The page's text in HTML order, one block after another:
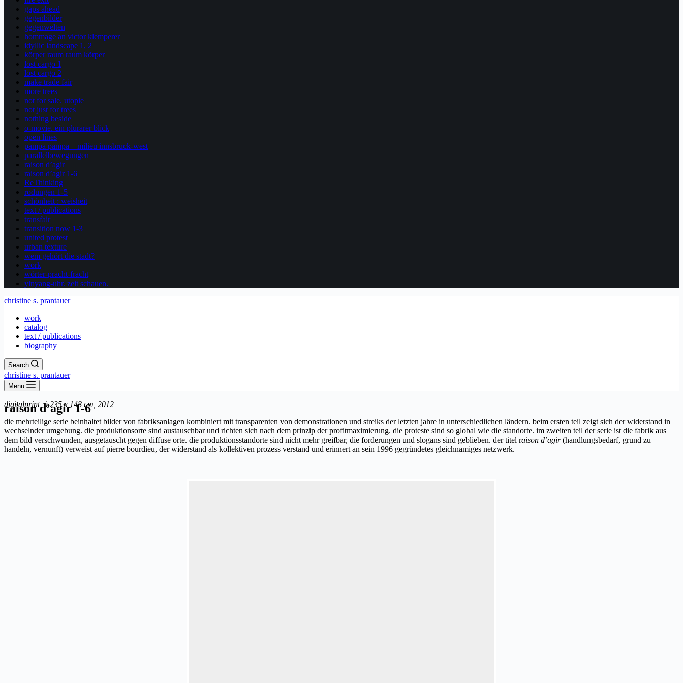
gaps ahead
gegenbilder
gegenwelten
hommage an victor klemperer
idyllic landscape 1, 2
körper raum raum körper
lost cargo 1
lost cargo 2
make trade fair
more trees
not for sale. utopie
not just for trees
nothing beside
o-movie. ein plurarer blick
open lines
pampa pampa – milieu innsbruck-west
parallelbewegungen
raison d’agir
raison d’agir 1-6
ReThinking
rodungen 1-5
schönheit : weisheit
text / publications
transfair
transition now 1-3
united protest
urban texture
wem gehört die stadt?
work
wörter-pracht-fracht
yinyang-uhr. zeit schauen.
christine s. prantauer
work
catalog
text / publications
biography
Search
christine s. prantauer
Menu
raison d’agir 1-6
digitalprint, à 235 x 148 cm, 2012
die mehrteilige serie beinhaltet bilder von fabriksanlagen kombiniert mit transparenten von demonstrationen und streiks der letzten jahre in unterschiedlichen ländern. beim ersten teil zeigt sich der widerstand in
wechselnder umgebung. die produktionsorte sind austauschbar und richten sich nach dem prinzip der profitmaximierung. die proteste sind so global wie die standorte. im zweiten teil der serie ist die fabrik aus
dem bild verschwunden, ausgetauscht gegen diffuse orte. die produktionsstandorte sind nicht mehr greifbar, die forderungen und slogans sind geblieben. der titel raison d’agir(handlungsbedarf, grund zu
handeln, vernunft) verweist auf pierre bourdieu, der widerstand als kollektiven prozess verstand und erinnert an sein 1996 gegründetes gleichnamiges netzwerk.